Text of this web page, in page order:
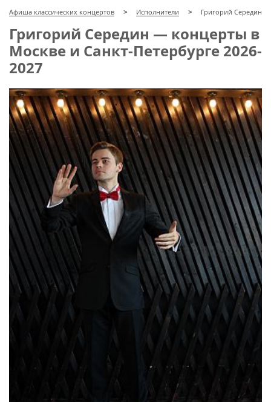
8 (499) 923-22-78
8 (800) 770-09-71
для регионов
Афиша классических концертов Исполнители Григорий Середин
Григорий Середин — концерты в
Москве и Санкт-Петербурге 2026-
2027